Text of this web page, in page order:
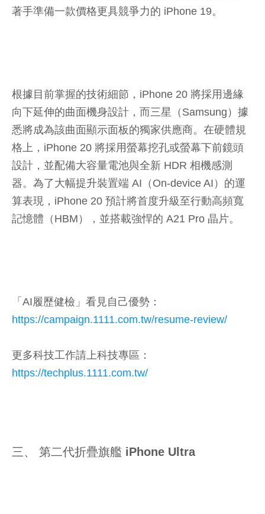
著手準備一款價格更具競爭力的 iPhone 19。
根據目前掌握的技術細節，iPhone 20 將採用邊緣
向下延伸的曲面機身設計，而三星（Samsung）據
悉將成為該曲面顯示面板的獨家供應商。在硬體規
格上，iPhone 20 將採用螢幕挖孔或螢幕下前鏡頭
設計，並配備大容量電池與全新 HDR 相機感測
器。為了大幅提升裝置端 AI（On-device AI）的運
算表現，iPhone 20 預計將首度升級至行動高頻寬
記憶體（HBM），並搭載強悍的 A21 Pro 晶片。
「AI履歷健檢」看見自己優勢：
https://campaign.1111.com.tw/resume-review/
更多科技工作請上科技專區：
https://techplus.1111.com.tw/
三、 第二代折疊旗艦 iPhone Ultra